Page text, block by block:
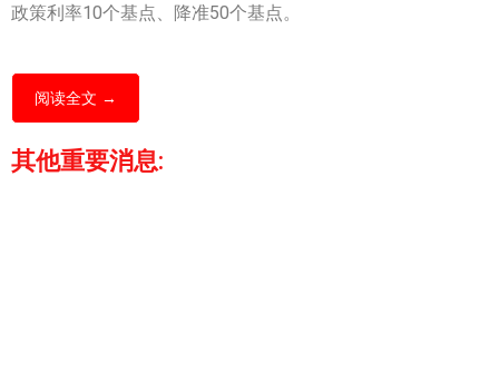
政策利率10个基点、降准50个基点。
阅读全文 →
其他重要消息: